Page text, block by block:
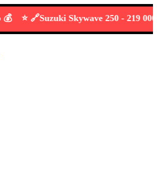
⭐️ 🔗 Suzuki Skywave 250 -219 000 р 💰